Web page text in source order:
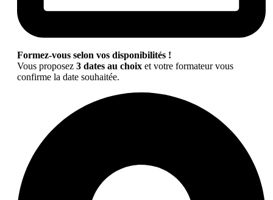
Formez-vous selon vos disponibilités !
Vous proposez 3 dates au choix et votre formateur vous
confirme la date souhaitée.